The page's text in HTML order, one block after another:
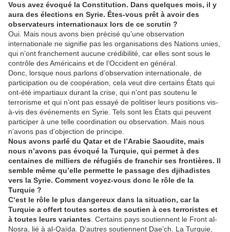
Vous avez évoqué la Constitution. Dans quelques mois, il y
aura des élections en Syrie. Êtes-vous prêt à avoir des
observateurs internationaux lors de ce scrutin ?
Oui. Mais nous avons bien précisé qu’une observation
internationale ne signifie pas les organisations des Nations unies,
qui n’ont franchement aucune crédibilité, car elles sont sous le
contrôle des Américains et de l’Occident en général.
Donc, lorsque nous parlons d’observation internationale, de
participation ou de coopération, cela veut dire certains États qui
ont-été impartiaux durant la crise, qui n’ont pas soutenu le
terrorisme et qui n’ont pas essayé de politiser leurs positions vis-
à-vis des événements en Syrie. Tels sont les États qui peuvent
participer à une telle coordination ou observation. Mais nous
n’avons pas d’objection de principe.
Nous avons parlé du Qatar et de l’Arabie Saoudite, mais
nous n’avons pas évoqué la Turquie, qui permet à des
centaines de milliers de réfugiés de franchir ses frontières. Il
semble même qu’elle permette le passage des djihadistes
vers la Syrie. Comment voyez-vous donc le rôle de la
Turquie ?
C‘est le rôle le plus dangereux dans la situation, car la
Turquie a offert toutes sortes de soutien à ces terroristes et
à toutes leurs variantes . Certains pays soutiennent le Front al-
Nosra, lié à al-Qaïda. D’autres soutiennent Dae’ch. La Turquie,